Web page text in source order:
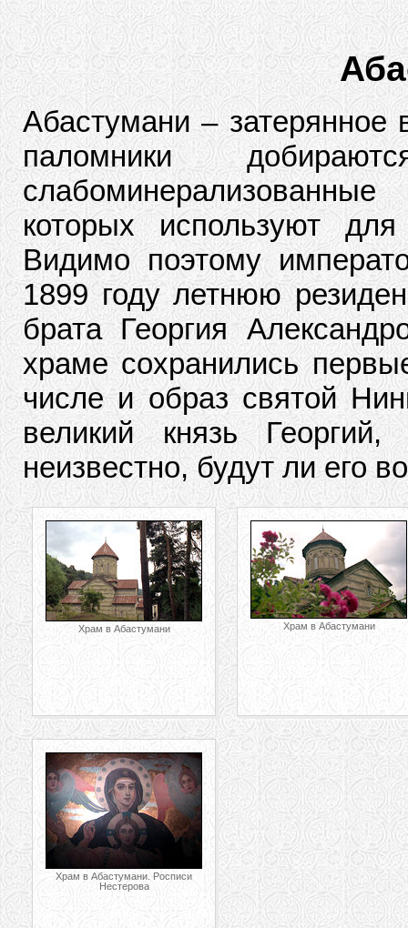
Абастумани – затерянное
паломники
которых используют
Видимо поэтому
1899 году летнюю
брата Георгия
храме сохранились
числе и образ святой
великий князь
неизвестно, будут ли его
Храм в Абастумани Храм в Абастумани
Храм в Абастумани. Росписи
Нестерова